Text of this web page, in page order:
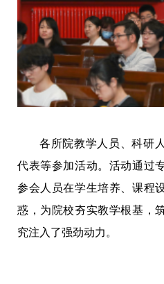
各所院教学人员、科研
代表等参加活动。活动通过
参会人员在学生培养、课程
惑，为院校夯实教学根基，
究注入了强劲动力。